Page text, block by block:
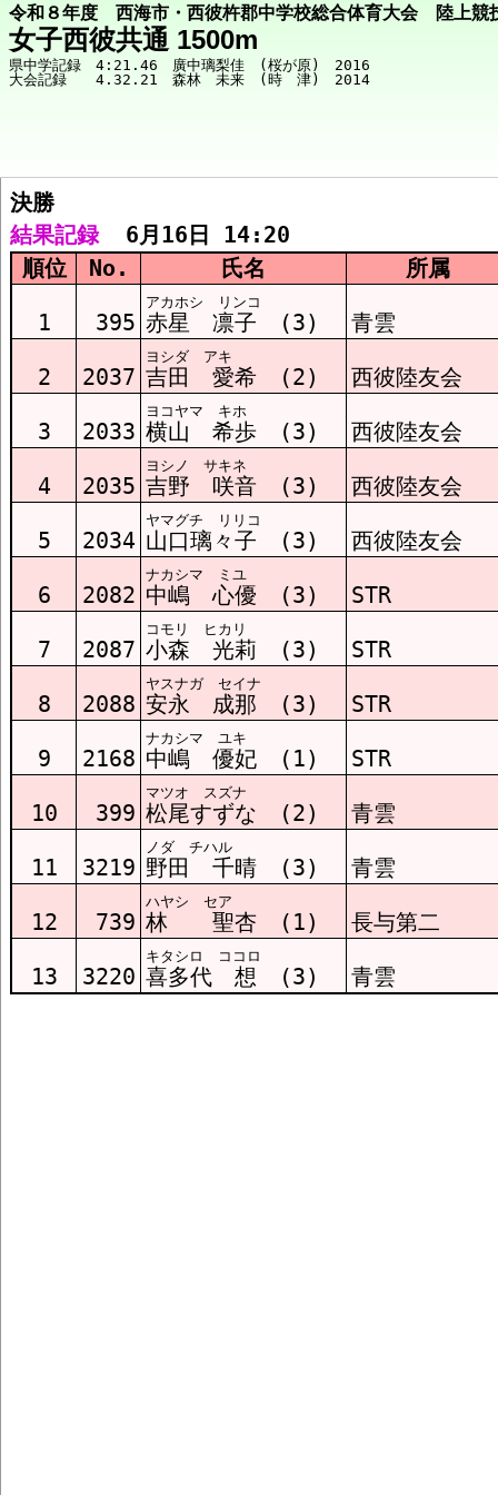
令和８年度 西海市・西彼杵郡中学校総合体育大会 陸上競
女子西彼共通 1500m
県中学記録　4:21.46　廣中璃梨佳　(桜が原)　2016
競技メニューへ
決勝 結果
決勝
結果記録
  6月16日 14:20
順位
No. 氏名 所属
1 395
アカホシ リンコ
赤星 凛子 (3) 青雲
2 2037
ヨシダ アキ
吉田 愛希 (2) 西彼陸友会
3 2033
ヨコヤマ キホ
横山 希歩 (3) 西彼陸友会
4 2035
ヨシノ サキネ
吉野 咲音 (3) 西彼陸友会
5 2034
ヤマグチ リリコ
山口璃々子 (3) 西彼陸友会
6 2082
ナカシマ ミユ
中嶋 心優 (3) STR
7 2087
コモリ ヒカリ
小森 光莉 (3) STR
8 2088
ヤスナガ セイナ
安永 成那 (3) STR
9 2168
ナカシマ ユキ
中嶋 優妃 (1) STR
10 399
マツオ スズナ
松尾すずな (2) 青雲
11 3219
ノダ チハル
野田 千晴 (3) 青雲
12 739
ハヤシ セア
林 聖杏 (1) 長与第二
13 3220
キタシロ ココロ
喜多代 想 (3) 青雲